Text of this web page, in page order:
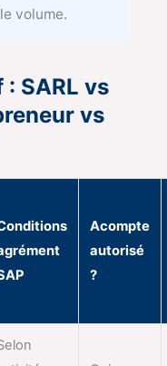
volume.
SARL vs
vs
Acompte
autorisé
?